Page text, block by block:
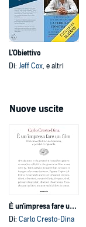
L'Obiettivo
Di: Jeff Cox, e altri
Nuove uscite
È un'impresa fare un film
Di: Carlo Cresto-Dina